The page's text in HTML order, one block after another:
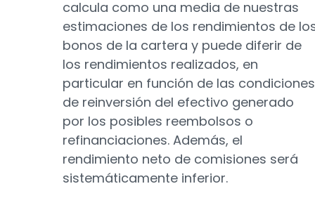
calcula como una media de nuestras
estimaciones de los rendimientos de
bonos de la cartera y puede diferir de
los rendimientos realizados, en
particular en función de las condiciones
de reinversión del efectivo generado
por los posibles reembolsos o
refinanciaciones. Además, el
rendimiento neto de comisiones será
sistemáticamente inferior.